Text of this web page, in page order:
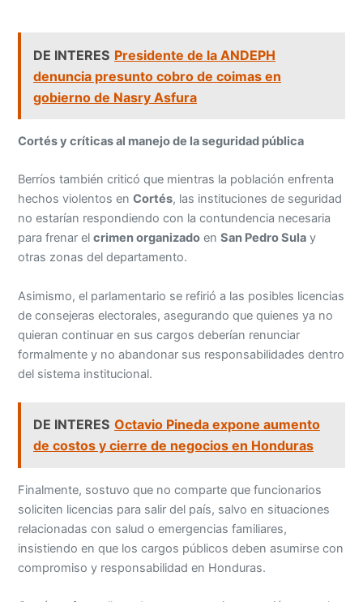
DE INTERES Presidente de la ANDEPH
denuncia presunto cobro de coimas en
gobierno de Nasry Asfura
Cortés y críticas al manejo de la seguridad pública
Berríos también criticó que mientras la población enfrenta
hechos violentos enCortés, las instituciones de seguridad
no estarían respondiendo con la contundencia necesaria
para frenar elcrimen organizado enSan Pedro Sula y
otras zonas del departamento.
Asimismo, el parlamentario se refirió a las posibles licencias
de consejeras electorales, asegurando que quienes ya no
quieran continuar en sus cargos deberían renunciar
formalmente y no abandonar sus responsabilidades dentro
del sistema institucional.
DE INTERES Octavio Pineda expone aumento
de costos y cierre de negocios en Honduras
Finalmente, sostuvo que no comparte que funcionarios
soliciten licencias para salir del país, salvo en situaciones
relacionadas con salud o emergencias familiares,
insistiendo en que los cargos públicos deben asumirse con
compromiso y responsabilidad en Honduras.